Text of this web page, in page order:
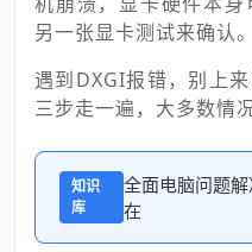
另一张显卡测试来确认。
遇到DXGI报错，别上
三步走一遍，大多数情
知识
库
全面电脑问题
在